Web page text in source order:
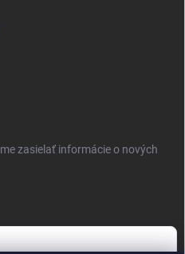
zasielať informácie o nových